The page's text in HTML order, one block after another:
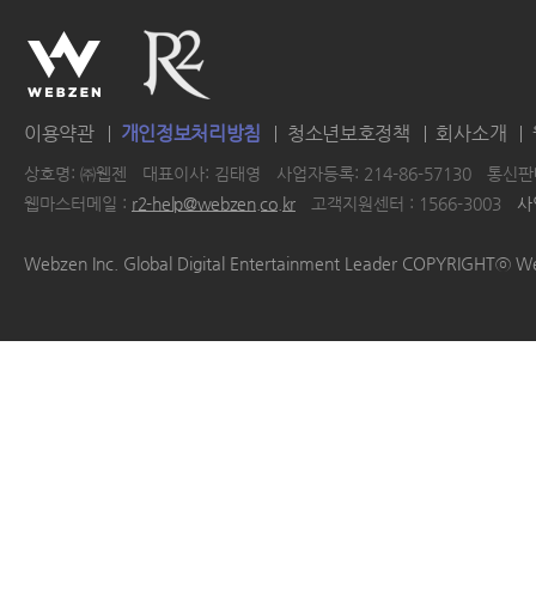
이용약관 개인정보처리방침 청소년보호정책 회사소개
상호명: ㈜웹젠 대표이사: 김태영 사업자등록: 214-86-57130
통신
웹마스터메일 : r2-help@webzen.co.kr 고객지원센터 : 1566-3003
Webzen Inc. Global Digital Entertainment Leader COPYRIGHTⓒ